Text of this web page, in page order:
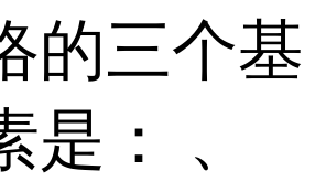
的三个基
是： 、